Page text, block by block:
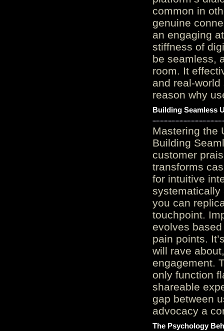
common in
genuine
an engaging
stiffness of
be seamless,
room. It
and real-
reason why
Building Seamless
Mastering the
Building
customer
transforms
for intuitive
systematically
you can
touchpoint.
evolves
pain points.
will rave
engagement.
only function
shareable
gap between
advocacy a
The Psychology